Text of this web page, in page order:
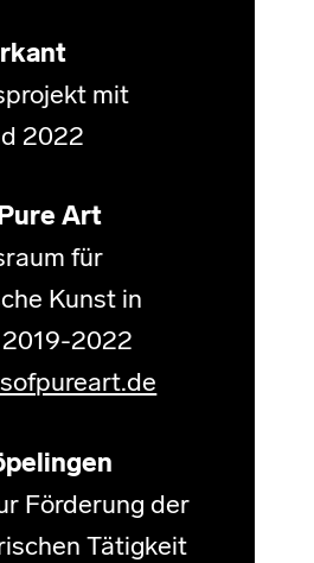
mit
2022
Art
für
Kunst in
2022
Förderung der
Tätigkeit